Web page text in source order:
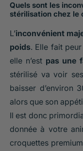
Quels sont les
stérilisation chez le
L’inconvénient
poids. Elle fait
elle n’est pas une
stérilisé va voir
baisser d’environ
alors que son
Il est donc
donnée à votre
croquettes